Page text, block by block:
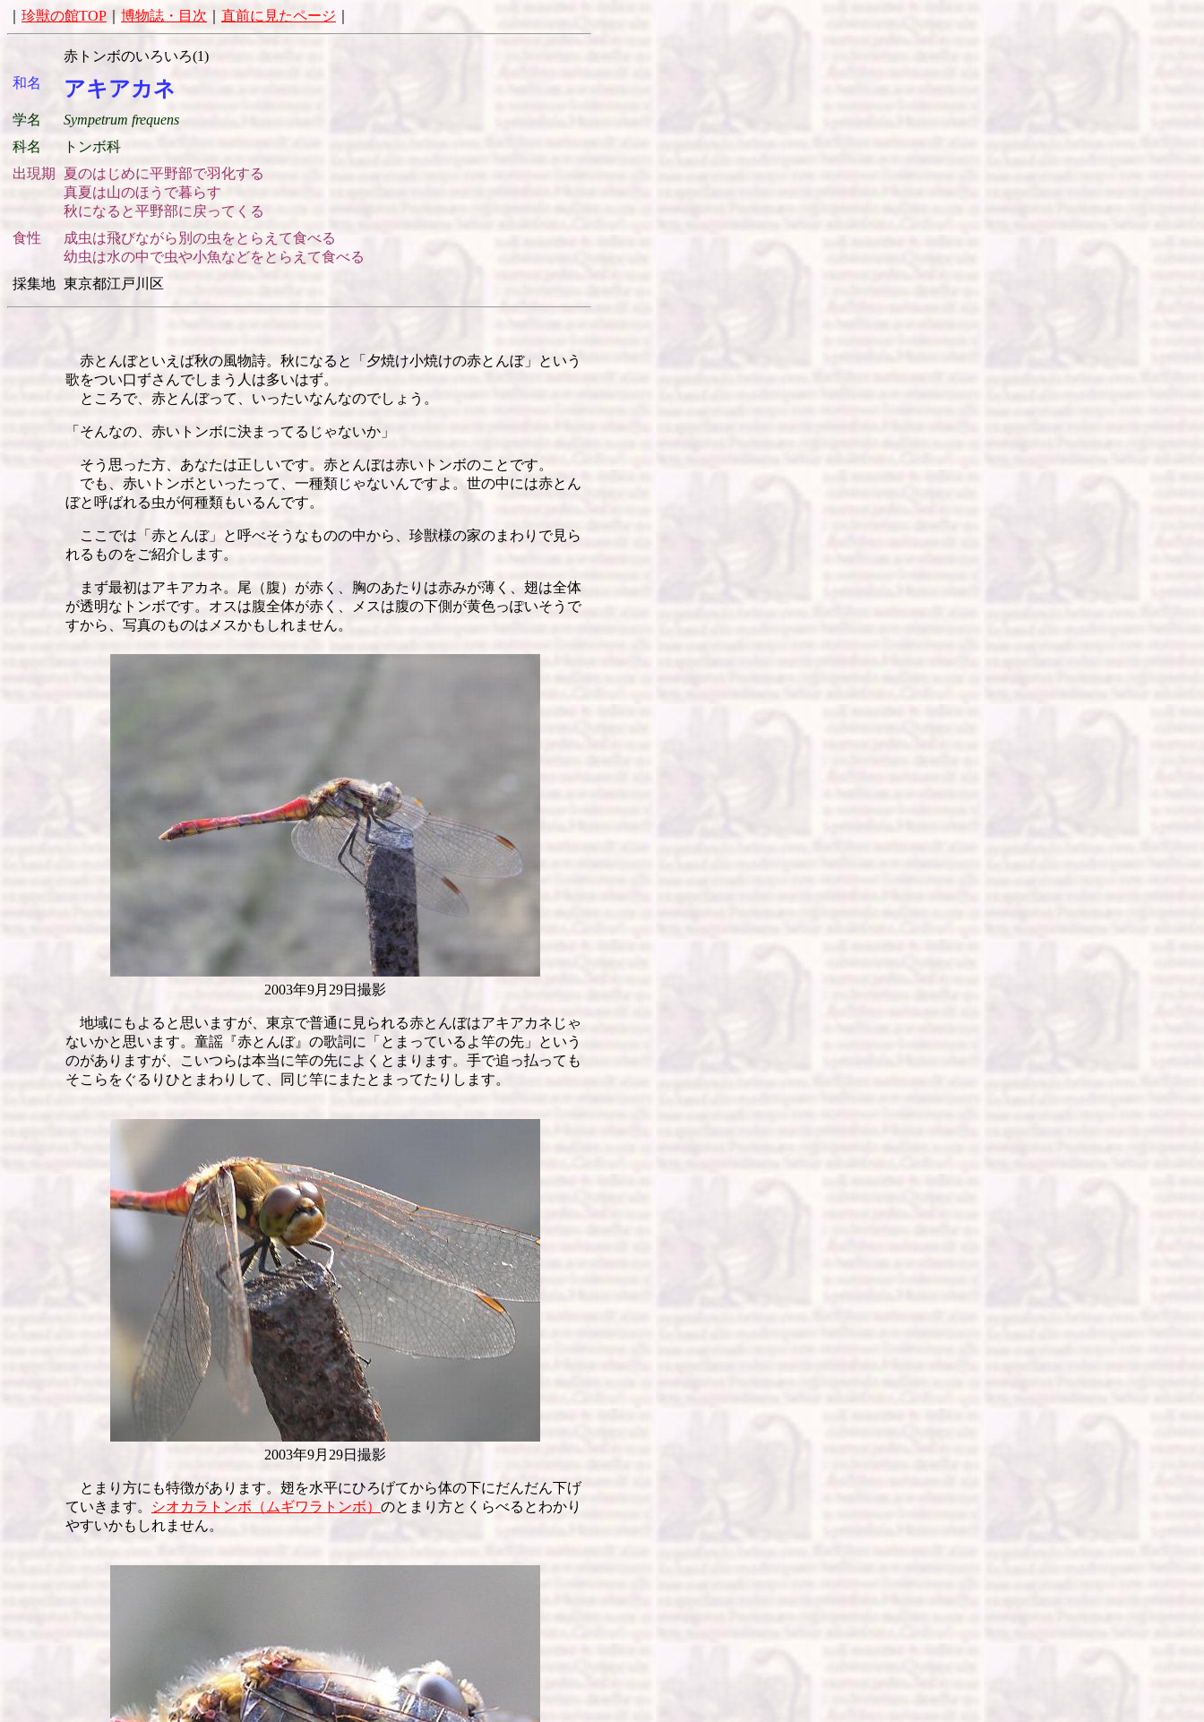
珍獣の館TOP 博物誌・目次 直前に見たページ
赤トンボのいろいろ(1)
和名
アキアカネ
学名
Sympetrum frequens
科名
トンボ科
出現期
夏のはじめに平野部で羽化する
真夏は山のほうで暮らす
秋になると平野部に戻ってくる
食性
成虫は飛びながら別の虫をとらえて食べる
幼虫は水の中で虫や小魚などをとらえて食べる
採集地 東京都江戸川区
赤とんぼといえば秋の風物詩。秋になると「夕焼け小焼けの赤とんぼ」という
歌をつい口ずさんでしまう人は多いはず。
ところで、赤とんぼって、いったいなんなのでしょう。
「そんなの、赤いトンボに決まってるじゃないか」
そう思った方、あなたは正しいです。赤とんぼは赤いトンボのことです。
でも、赤いトンボといったって、一種類じゃないんですよ。世の中には赤とん
ぼと呼ばれる虫が何種類もいるんです。
ここでは「赤とんぼ」と呼べそうなものの中から、珍獣様の家のまわりで見ら
れるものをご紹介します。
まず最初はアキアカネ。尾（腹）が赤く、胸のあたりは赤みが薄く、翅は全体
が透明なトンボです。オスは腹全体が赤く、メスは腹の下側が黄色っぽいそうで
すから、写真のものはメスかもしれません。
2003年9月29日撮影
地域にもよると思いますが、東京で普通に見られる赤とんぼはアキアカネじゃ
ないかと思います。童謡『赤とんぼ』の歌詞に「とまっているよ竿の先」という
のがありますが、こいつらは本当に竿の先によくとまります。手で追っ払っても
そこらをぐるりひとまわりして、同じ竿にまたとまってたりします。
2003年9月29日撮影
とまり方にも特徴があります。翅を水平にひろげてから体の下にだんだん下げ
ていきます。
シオカラトンボ（ムギワラトンボ） のとまり方とくらべるとわかり
やすいかもしれません。